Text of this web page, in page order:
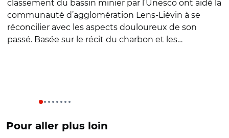
classement du bassin minier par l’Unesco ont aidé la
communauté d’agglomération Lens-Liévin à se
réconcilier avec les aspects douloureux de son
passé. Basée sur le récit du charbon et les…
Pour aller plus loin